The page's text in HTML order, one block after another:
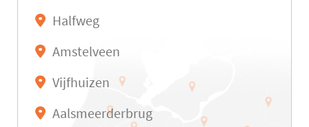
Halfweg
Amstelveen
Vijfhuizen
Aalsmeerderbrug